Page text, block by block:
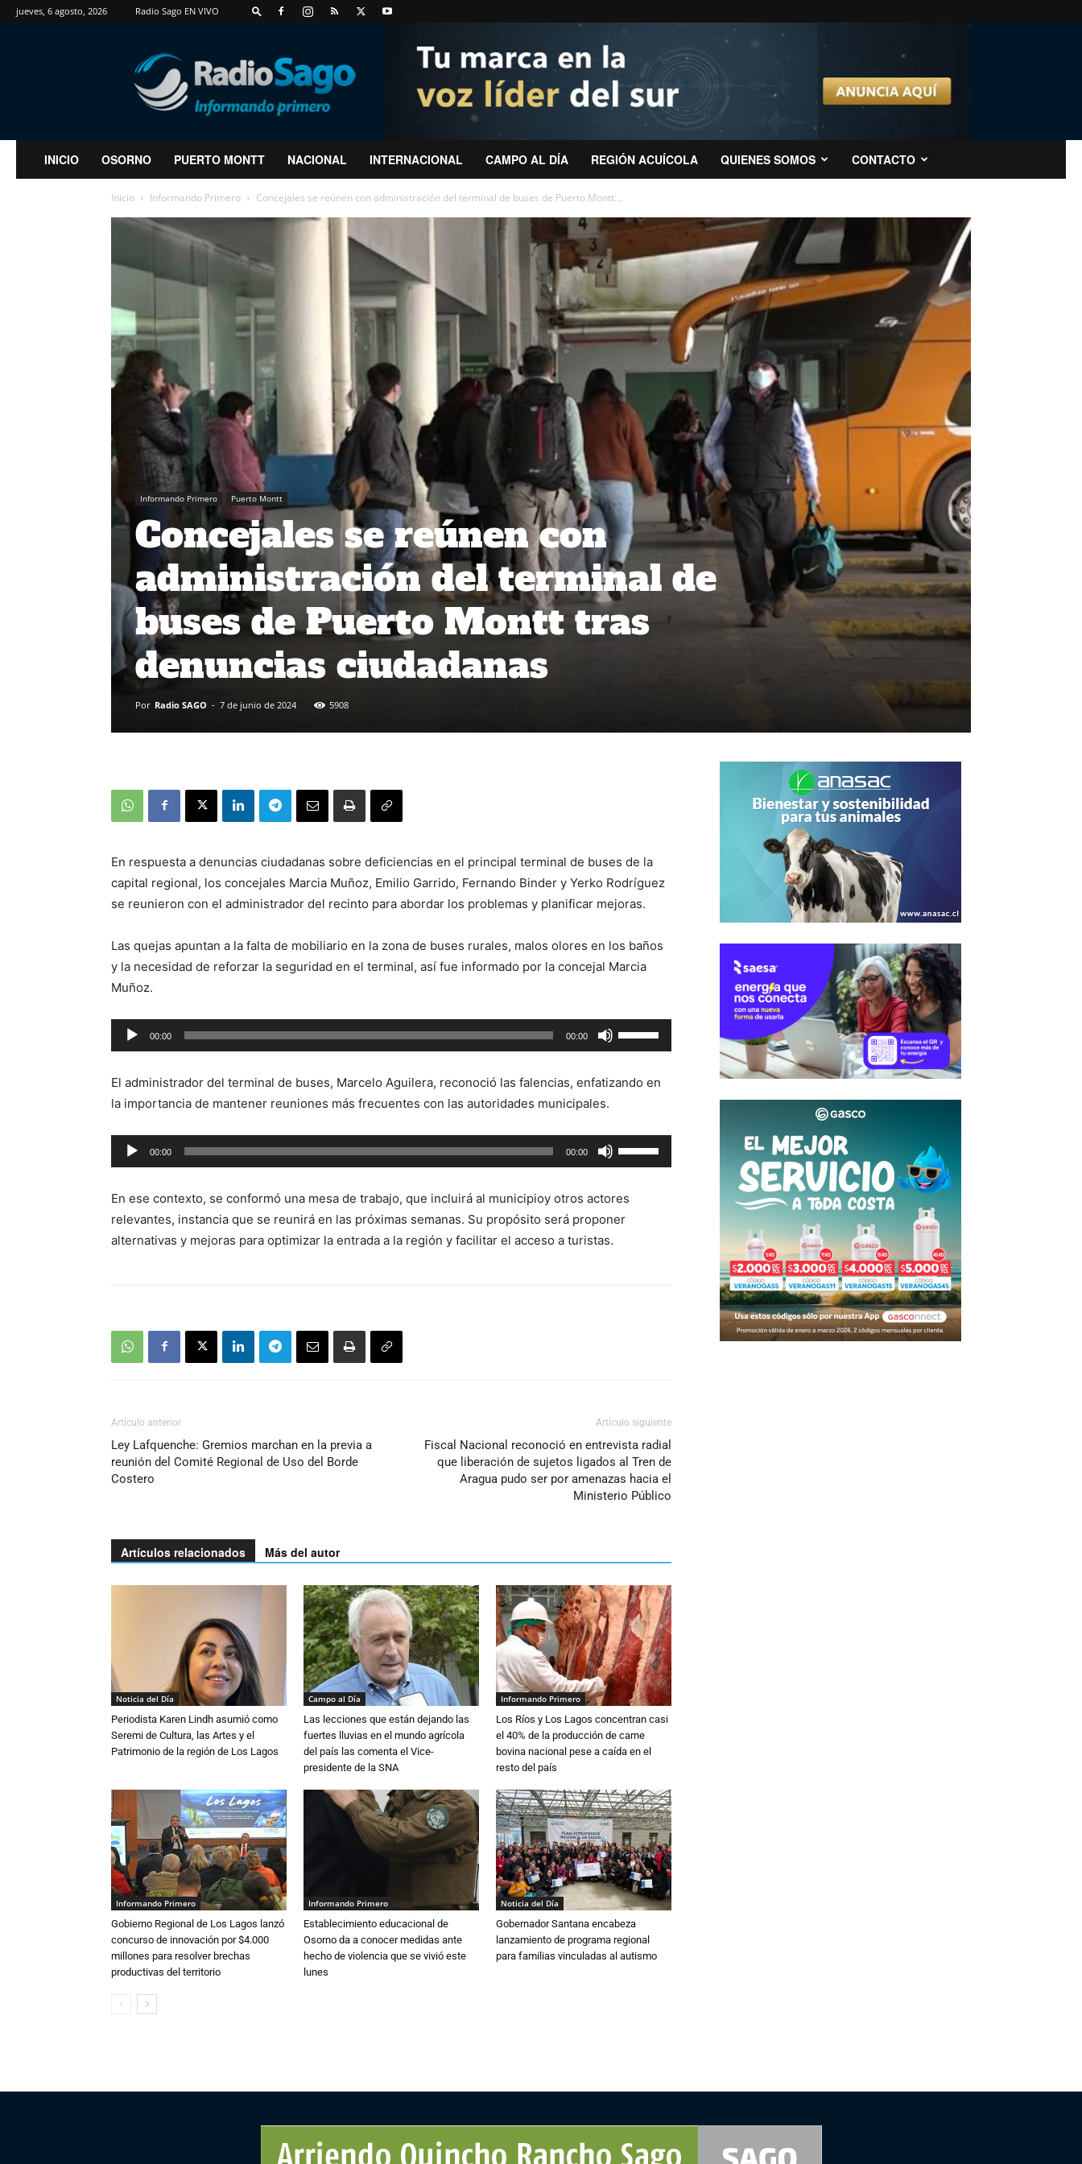
jueves, 6 agosto, 2026 Radio Sago EN VIVO
RadioSago
INICIO OSORNO PUERTO MONTT NACIONAL INTERNACIONAL CAMPO AL DÍA REGIÓN ACUÍCOLA QUIENES SOMOS CONTACTO
Inicio Informando Primero Concejales se reúnen con administración del terminal de buses de Puerto Montt...
Informando Primero Puerto Montt
Concejales se reúnen con
administración del terminal de
buses de Puerto Montt tras
denuncias ciudadanas
Por Radio SAGO - 7 de junio de 2024 5908
En respuesta a denuncias ciudadanas sobre deficiencias en el principal terminal de buses de la
capital regional, los concejales Marcia Muñoz, Emilio Garrido, Fernando Binder y Yerko Rodríguez
se reunieron con el administrador del recinto para abordar los problemas y planificar mejoras.
Las quejas apuntan a la falta de mobiliario en la zona de buses rurales, malos olores en los baños
y la necesidad de reforzar la seguridad en el terminal, así fue informado por la concejal Marcia
Muñoz.
Reproductor
de
00:00 00:00
las
de
arriba/abajo
para
o
disminuir
El administrador del terminal de buses, Marcelo Aguilera, reconoció las falencias, enfatizando en
la importancia de mantener reuniones más frecuentes con las autoridades municipales.
Reproductor
de
00:00 00:00
las
de
flecha
En ese contexto, se conformó una mesa de trabajo, que incluirá al municipioy otros actores
relevantes, instancia que se reunirá en las próximas semanas. Su propósito será proponer
alternativas y mejoras para optimizar la entrada a la región y facilitar el acceso a turistas.
Artículo anterior
Ley Lafquenche: Gremios marchan en la previa a
reunión del Comité Regional de Uso del Borde
Costero
Artículo siguiente
Fiscal Nacional reconoció en entrevista radial
que liberación de sujetos ligados al Tren de
Aragua pudo ser por amenazas hacia el
Ministerio Público
Artículos relacionados Más del autor
Noticia del Día
Periodista Karen Lindh asumió como
Seremi de Cultura, las Artes y el
Patrimonio de la región de Los Lagos
Campo al Día
Las lecciones que están dejando las
fuertes lluvias en el mundo agrícola
del país las comenta el Vice-
presidente de la SNA
Informando Primero
Los Ríos y Los Lagos concentran casi
el 40% de la producción de carne
bovina nacional pese a caída en el
resto del país
Informando Primero
Gobierno Regional de Los Lagos lanzó
concurso de innovación por $4.000
millones para resolver brechas
productivas del territorio
Informando Primero
Establecimiento educacional de
Osorno da a conocer medidas ante
hecho de violencia que se vivió este
lunes
Noticia del Día
Gobernador Santana encabeza
lanzamiento de programa regional
para familias vinculadas al autismo